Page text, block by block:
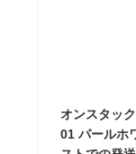
オンスタッ
01 パールホ